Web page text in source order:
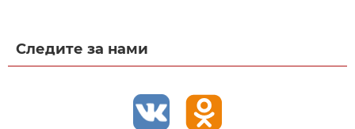
Следите за нами